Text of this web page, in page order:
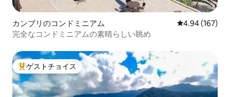
カンブリのコンドミニアム レビュー167
4.94 (167)
完全なコンドミニアムの素晴らしい眺め
大好評のゲストチョイスです。
ゲストチョイス